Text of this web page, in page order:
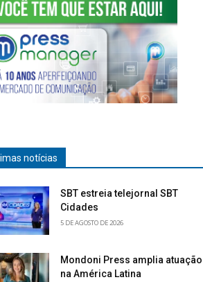
notícias
SBT estreia telejornal SBT
Cidades
5 DE AGOSTO DE 2026
Mondoni Press amplia atuação
na América Latina